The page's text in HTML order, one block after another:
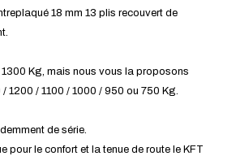
18 mm 13 plis recouvert de
Kg, mais nous vous la proposons
1200 / 1100 / 1000 / 950 ou 750 Kg.
de série.
pour le confort et la tenue de route le KFT